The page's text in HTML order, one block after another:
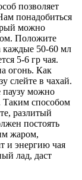
позволяет
понадобиться
можно
Положите
каждые 50-60 мл
5-6 гр чая.
огонь. Как
слейте в чахай.
паузу можно
Таким способом
разлитый
постоять
жаром,
и энергию чая
лад, даст